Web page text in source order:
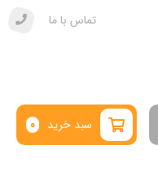
تماس با ما
سبد خرید 0